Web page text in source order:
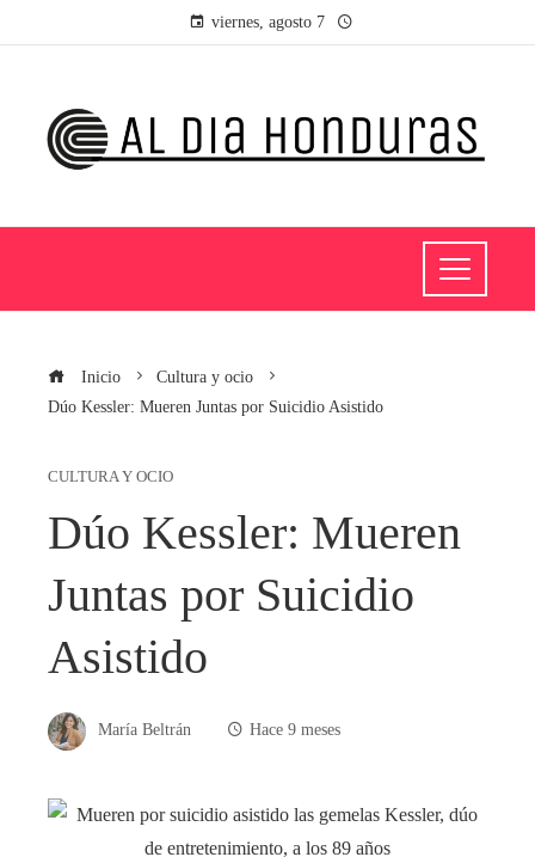
viernes, agosto 7
Inicio
Cultura y ocio
Dúo Kessler: Mueren Juntas por Suicidio Asistido
CULTURA Y OCIO
Dúo Kessler: Mueren
Juntas por Suicidio
Asistido
María Beltrán Hace 9 meses